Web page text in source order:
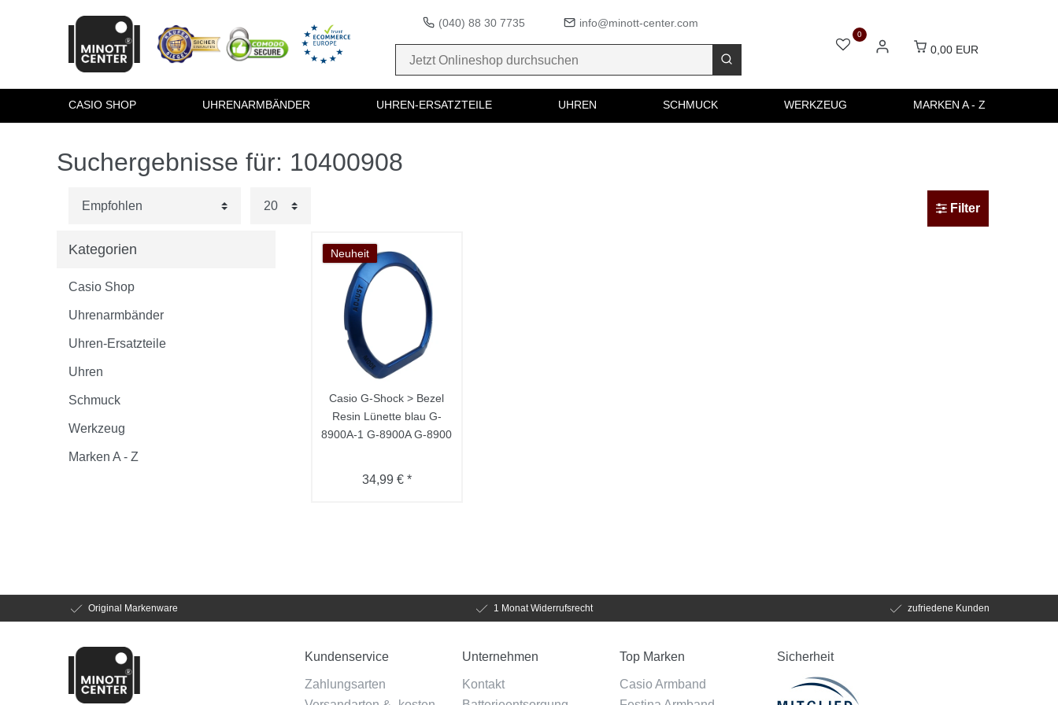
(040) 88 30 7735 info@minott-center.com
0
0,00 EUR
CASIO SHOP UHRENARMBÄNDER UHREN-ERSATZTEILE UHREN SCHMUCK WERKZEUG MARKEN A - Z
Suchergebnisse für: 10400908
Filter
Kategorien
Casio Shop
Uhrenarmbänder
Uhren-Ersatzteile
Uhren
Schmuck
Werkzeug
Marken A - Z
Neuheit
Casio G-Shock > Bezel
Resin Lünette blau G-
8900A-1 G-8900A G-8900
34,99 € *
Original Markenware 1 Monat Widerrufsrecht zufriedene Kunden
Kundenservice
Zahlungsarten
Unternehmen
Kontakt
Top Marken
Casio Armband
Sicherheit